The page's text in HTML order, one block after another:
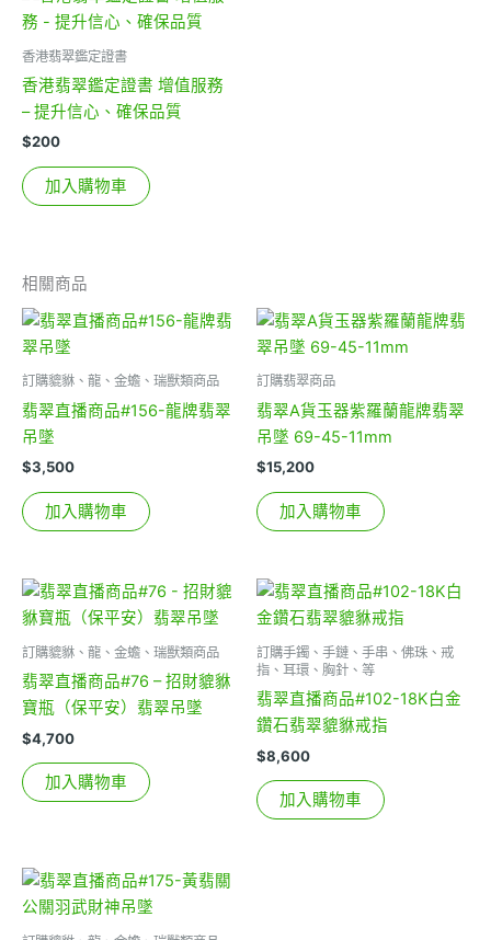
香港翡翠鑑定證書
香港翡翠鑑定證書 增值服務
– 提升信心、確保品質
$200
加入購物車
相關商品
訂購貔貅、龍、金蟾、瑞獸類商品
翡翠直播商品#156-龍牌翡翠
吊墜
$3,500
加入購物車
訂購翡翠商品
翡翠A貨玉器紫羅蘭龍牌翡翠
吊墜 69-45-11mm
$15,200
加入購物車
訂購貔貅、龍、金蟾、瑞獸類商品
翡翠直播商品#76 – 招財貔貅
寶瓶（保平安）翡翠吊墜
$4,700
加入購物車
訂購手鐲、手鏈、手串、佛珠、戒
指、耳環、胸針、等
翡翠直播商品#102-18K白金
鑽石翡翠貔貅戒指
$8,600
加入購物車